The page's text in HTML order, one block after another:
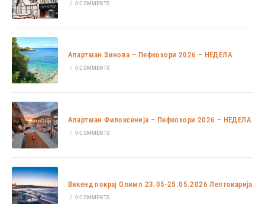
/ 0 COMMENTS
Апартман Зинова – Пефкохори 2026 – НЕДЕЛА
/ 0 COMMENTS
Апартман Филоксенија – Пефкохори 2026 – НЕДЕЛА
/ 0 COMMENTS
Викенд покрај Олимп 23.05-25.05.2026 Лептокарија
/ 0 COMMENTS